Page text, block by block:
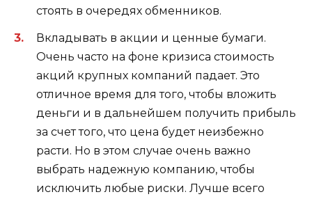
стоять в очередях обменников.
Вкладывать в акции и ценные бумаги.
Очень часто на фоне кризиса стоимость
акций крупных компаний падает. Это
отличное время для того, чтобы вложить
деньги и в дальнейшем получить прибыль
за счет того, что цена будет неизбежно
расти. Но в этом случае очень важно
выбрать надежную компанию, чтобы
исключить любые риски. Лучше всего